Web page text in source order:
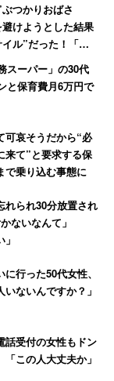
つかりおばさ
けようとした結果
ル”だった！「ゴ
つない音がして激
スーパー」の30代
と保育費月6万円で
可哀そうだから“必
来て”と要求する保
乗り込む事態に
れられ30分放置され
ないなんて」
行った50代女性、
ないんですか？」
話受付の女性もドン
この人大丈夫か」